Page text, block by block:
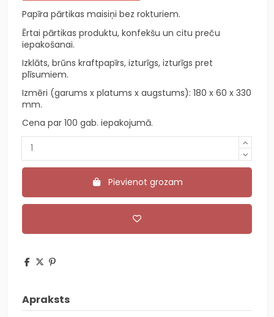
Papīra pārtikas maisiņi bez rokturiem.
Ērtai pārtikas produktu, konfekšu un citu preču
iepakošanai.
Izklāts, brūns kraftpapīrs, izturīgs, izturīgs pret
plīsumiem.
Izmēri (garums x platums x augstums): 180 x 60 x 330
mm.
Cena par 100 gab. iepakojumā.
Pievienot grozam
Apraksts